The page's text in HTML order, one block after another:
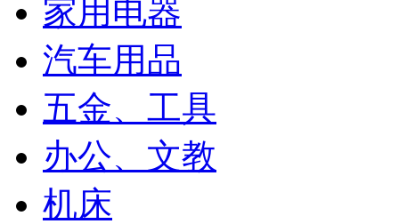
家用电器
汽车用品
五金、工具
办公、文教
机床